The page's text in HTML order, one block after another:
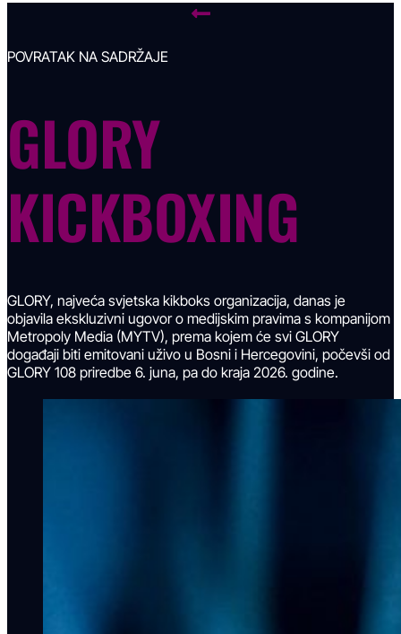
POVRATAK NA SADRŽAJE
GLORY
KICKBOXING
GLORY, najveća svjetska kikboks organizacija, danas je
objavila ekskluzivni ugovor o medijskim pravima s kompanijom
Metropoly Media (MYTV), prema kojem će svi GLORY
događaji biti emitovani uživo u Bosni i Hercegovini, počevši od
GLORY 108 priredbe 6. juna, pa do kraja 2026. godine.